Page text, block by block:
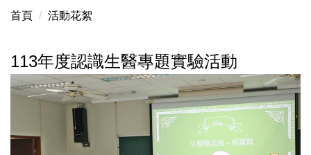
首頁 活動花絮
113年度認識生醫專題實驗活動